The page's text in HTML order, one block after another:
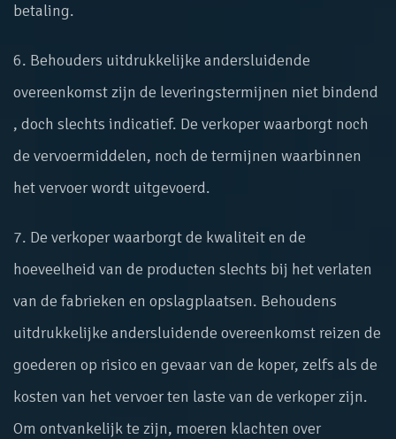
betaling.
6. Behouders uitdrukkelijke andersluidende
overeenkomst zijn de leveringstermijnen niet bindend
, doch slechts indicatief. De verkoper waarborgt noch
de vervoermiddelen, noch de termijnen waarbinnen
het vervoer wordt uitgevoerd.
7. De verkoper waarborgt de kwaliteit en de
hoeveelheid van de producten slechts bij het verlaten
van de fabrieken en opslagplaatsen. Behoudens
uitdrukkelijke andersluidende overeenkomst reizen de
goederen op risico en gevaar van de koper, zelfs als de
kosten van het vervoer ten laste van de verkoper zijn.
Om ontvankelijk te zijn, moeren klachten over